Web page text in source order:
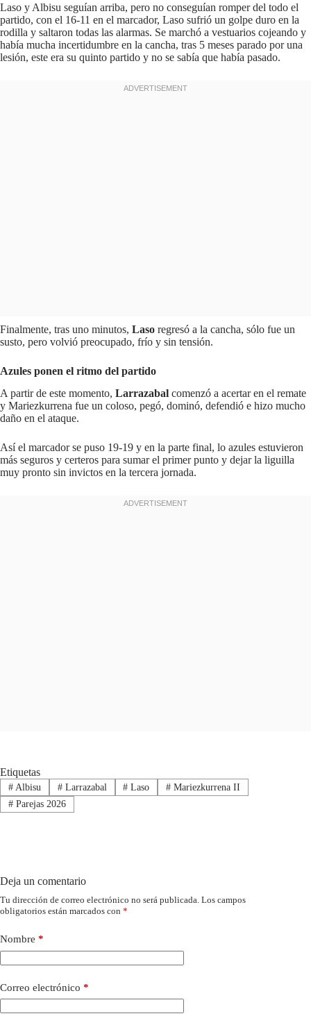
Laso y Albisu seguían arriba, pero no conseguían romper del todo el
partido, con el 16-11 en el marcador, Laso sufrió un golpe duro en la
rodilla y saltaron todas las alarmas. Se marchó a vestuarios cojeando y
había mucha incertidumbre en la cancha, tras 5 meses parado por una
lesión, este era su quinto partido y no se sabía que había pasado.
Finalmente, tras uno minutos, Laso regresó a la cancha, sólo fue un
susto, pero volvió preocupado, frío y sin tensión.
Azules ponen el ritmo del partido
A partir de este momento, Larrazabal comenzó a acertar en el remate
y Mariezkurrena fue un coloso, pegó, dominó, defendió e hizo mucho
daño en el ataque.
Así el marcador se puso 19-19 y en la parte final, lo azules estuvieron
más seguros y certeros para sumar el primer punto y dejar la liguilla
muy pronto sin invictos en la tercera jornada.
Etiquetas
#Albisu #Larrazabal # Laso # Mariezkurrena II
#Parejas 2026
Deja un comentario
Tu dirección de correo electrónico no será publicada. Los campos
obligatorios están marcados con *
Nombre *
Correo electrónico *